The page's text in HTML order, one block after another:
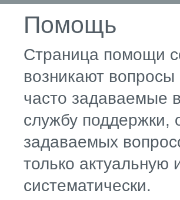
Помощь
Страница помощи
возникают
часто задаваемые
службу поддержки,
задаваемых
только
систематически.